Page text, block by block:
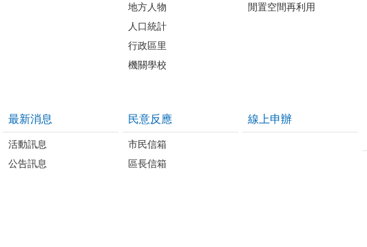
地方人物
人口統計
行政區里
機關學校
閒置空間再利用
最新消息
活動訊息
公告訊息
民意反應
市民信箱
區長信箱
線上申辦